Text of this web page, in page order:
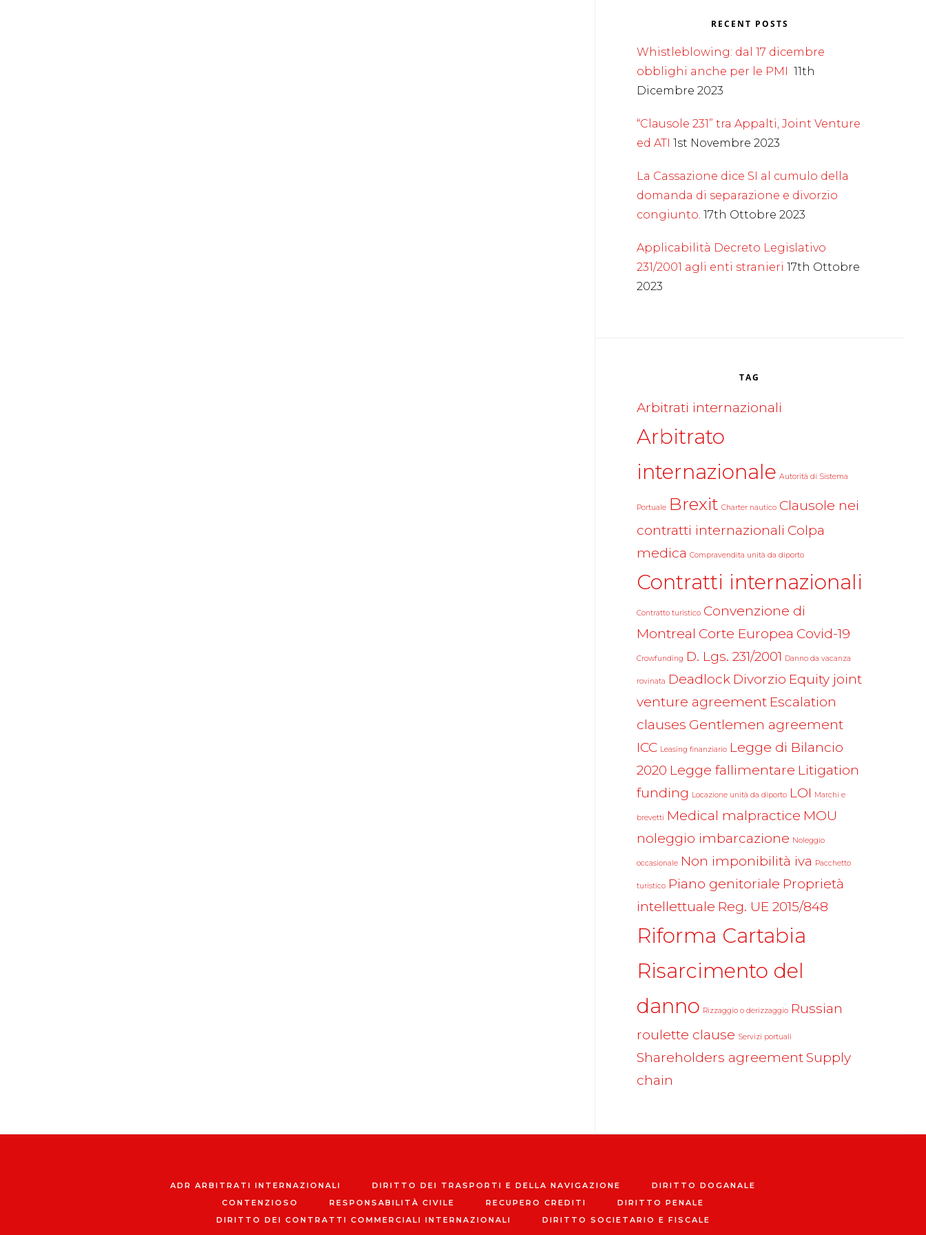
RECENT POSTS
Whistleblowing: dal 17 dicembre
obblighi anche per le PMI 11th
Dicembre 2023
“Clausole 231” tra Appalti, Joint Venture
ed ATI 1st Novembre 2023
La Cassazione dice SI al cumulo della
domanda di separazione e divorzio
congiunto. 17th Ottobre 2023
Applicabilità Decreto Legislativo
231/2001 agli enti stranieri 17th Ottobre
2023
TAG
Arbitrati internazionali
Arbitrato
internazionale Autorità di Sistema
Portuale Brexit Charter nautico Clausole nei
contratti internazionali Colpa
medica Compravendita unità da diporto
Contratti internazionali
Contratto turistico Convenzione di
Montreal Corte Europea Covid-19
Crowfunding D. Lgs. 231/2001 Danno da vacanza
rovinata Deadlock Divorzio Equity joint
venture agreement Escalation
clauses Gentlemen agreement
ICC Leasing finanziario Legge di Bilancio
2020 Legge fallimentare Litigation
funding Locazione unità da diporto LOI Marchi e
brevetti Medical malpractice MOU
noleggio imbarcazione Noleggio
occasionale Non imponibilità iva Pacchetto
turistico Piano genitoriale Proprietà
intellettuale Reg. UE 2015/848
Riforma Cartabia
Risarcimento del
danno Rizzaggio o derizzaggio Russian
roulette clause Servizi portuali
Shareholders agreementSupply
chain
ADR ARBITRATI INTERNAZIONALI DIRITTO DEI TRASPORTI E DELLA NAVIGAZIONE
DIRITTO DOGANALE
CONTENZIOSO
RESPONSABILITÀ CIVILE RECUPERO CREDITI
DIRITTO PENALE
DIRITTO DEI CONTRATTI COMMERCIALI INTERNAZIONALI
DIRITTO SOCIETARIO E FISCALE